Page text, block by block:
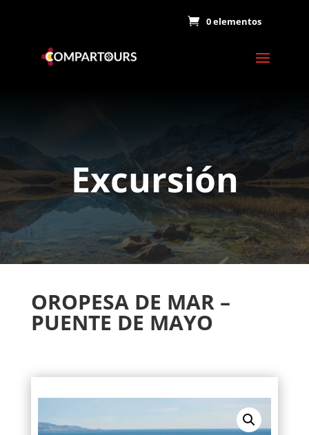
0 elementos
Excursión
OROPESA DE MAR –
PUENTE DE MAYO